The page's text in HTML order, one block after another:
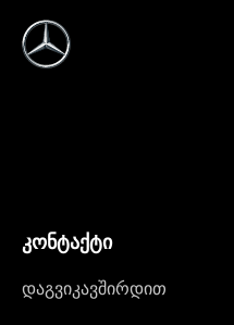
კონტაქტი
დაგვიკავშირდით